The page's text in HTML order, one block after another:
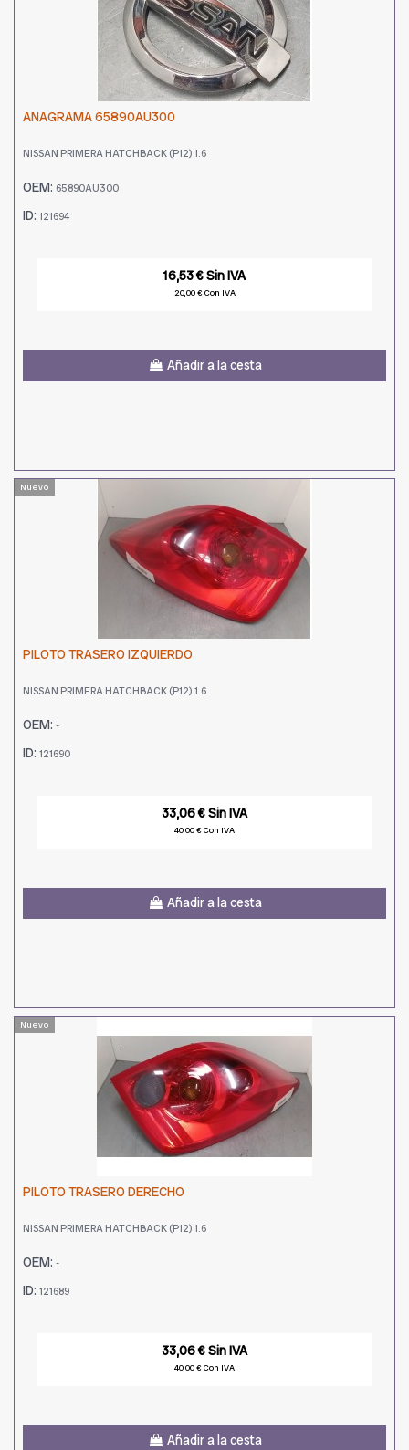
ANAGRAMA 65890AU300
NISSAN PRIMERA HATCHBACK (P12) 1.6
OEM: 65890AU300
ID: 121694
16,53 € Sin IVA
20,00 € Con IVA
Añadir a la cesta
Nuevo
PILOTO TRASERO IZQUIERDO
NISSAN PRIMERA HATCHBACK (P12) 1.6
OEM: -
ID: 121690
33,06 € Sin IVA
40,00 € Con IVA
Añadir a la cesta
Nuevo
PILOTO TRASERO DERECHO
NISSAN PRIMERA HATCHBACK (P12) 1.6
OEM: -
ID: 121689
33,06 € Sin IVA
40,00 € Con IVA
Añadir a la cesta